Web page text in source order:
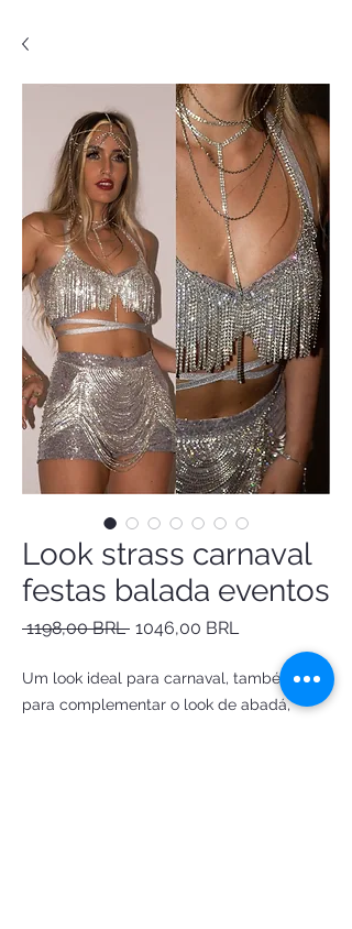
Look strass carnaval
festas balada eventos
1198,00 BRL Precio
1046,00 BRL
oferta
Um look ideal para carnaval, também
para complementar o look de abadá,